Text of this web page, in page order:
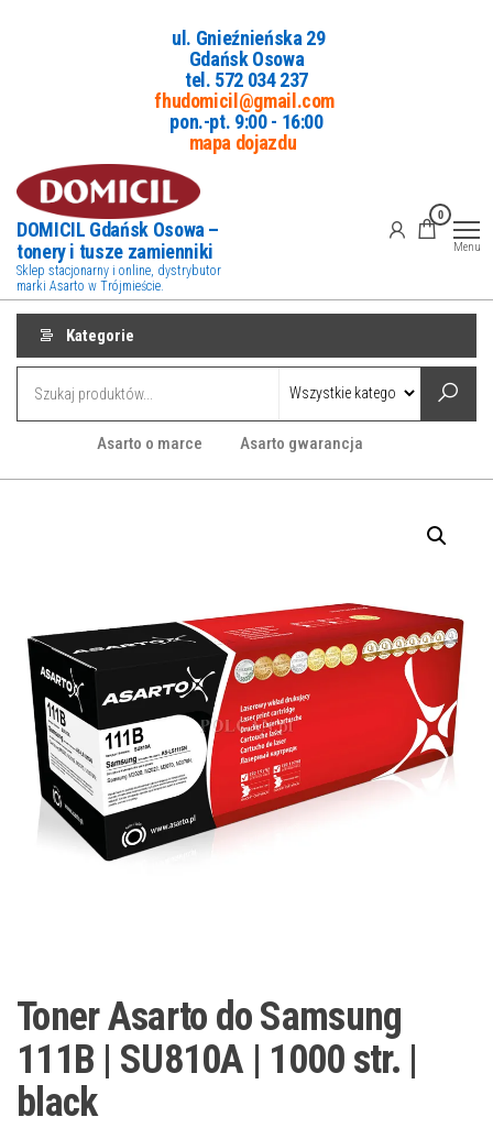
ul. Gnieźnieńska 29
Gdańsk Osowa
tel. 572 034 237
fhudomicil@gmail.com
pon.-pt. 9:00 - 16:00
mapa dojazdu
DOMICIL Gdańsk Osowa –
tonery i tusze zamienniki
Sklep stacjonarny i online, dystrybutor
marki Asarto w Trójmieście.
0
Menu
Kategorie
Asarto o marce Asarto gwarancja
Toner Asarto do Samsung
111B | SU810A | 1000 str. |
black